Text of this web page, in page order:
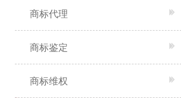
商标代理
商标鉴定
商标维权